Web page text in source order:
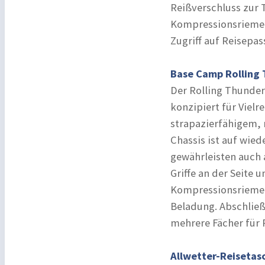
Reißverschluss zur
Zugriff auf
Base Camp Rolling
Der Rolling
konzipiert für
strapazierfähigem,
Chassis ist auf
gewährleisten
Griffe an der Seite
Beladung.
mehrere Fächer
Allwetter-